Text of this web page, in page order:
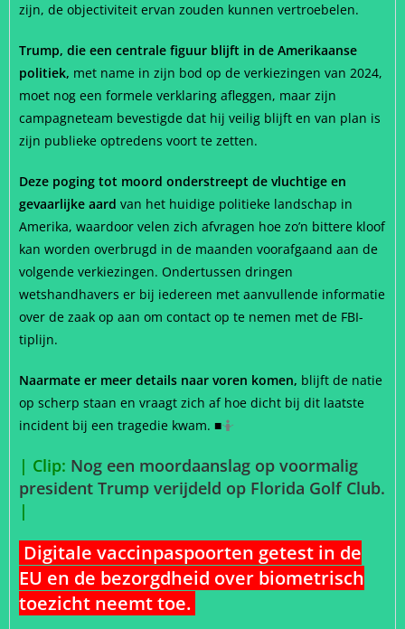
zijn, de objectiviteit ervan zouden kunnen vertroebelen.
Trump, die een centrale figuur blijft in de Amerikaanse
politiek, met name in zijn bod op de verkiezingen van 2024,
moet nog een formele verklaring afleggen, maar zijn
campagneteam bevestigde dat hij veilig blijft en van plan is
zijn publieke optredens voort te zetten.
Deze poging tot moord onderstreept de vluchtige en
gevaarlijke aard van het huidige politieke landschap in
Amerika, waardoor velen zich afvragen hoe zo’n bittere kloof
kan worden overbrugd in de maanden voorafgaand aan de
volgende verkiezingen. Ondertussen dringen
wetshandhavers er bij iedereen met aanvullende informatie
over de zaak op aan om contact op te nemen met de FBI-
tiplijn.
Naarmate er meer details naar voren komen, blijft de natie
op scherp staan en vraagt zich af hoe dicht bij dit laatste
incident bij een tragedie kwam. ■🤷
| Clip: Nog een moordaanslag op voormalig
president Trump verijdeld op Florida Golf Club.
|
Digitale vaccinpaspoorten getest in de
EU en de bezorgdheid over biometrisch
toezicht neemt toe.